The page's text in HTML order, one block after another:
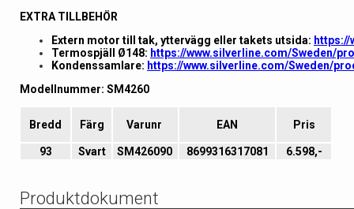
EXTRA TILLBEHÖR
Extern motor till tak, yttervägg eller takets utsida:
Termospjäll Ø148: https://www.silverline.com/Sweden/
Kondenssamlare: https://www.silverline.com/Sweden/
Modellnummer: SM4260
Bredd Färg Varunr EAN Pris
93 Svart SM426090 8699316317081 6.598,-
Produktdokument